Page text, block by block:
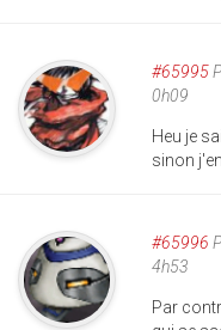
#65995
0h09
Heu je
sinon
#65996
4h53
Par